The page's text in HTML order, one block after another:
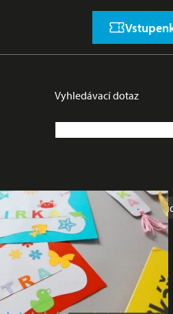
Vyhledávací dotaz
Přednáška Rodina Soutěž